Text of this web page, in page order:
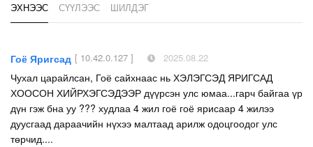
ЭХНЭЭС СҮҮЛЭЭС ШИЛДЭГ
Гоё Яригсад [ 10.42.0.127 ] 2025.08.22
Чухал царайлсан, Гоё сайхнаас нь ХЭЛЭГСЭД ЯРИГСАД
ХООСОН ХИЙРХЭГСЭДЭЭР дүүрсэн улс юмаа...гарч байгаа үр
дүн гэж бна уу ??? худлаа 4 жил гоё гоё ярисаар 4 жилээ
дуусгаад дараачийн нүхээ малтаад арилж одоцгоодог улс
төрчид....